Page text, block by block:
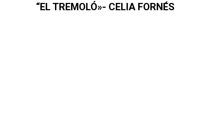
“EL TREMOLÓ»- CELIA FORNÉS